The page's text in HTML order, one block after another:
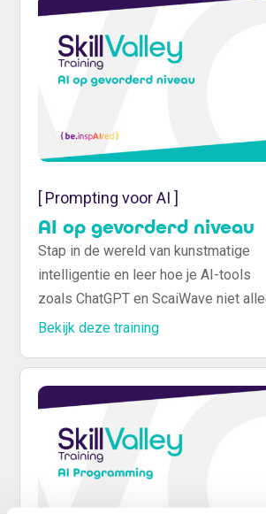
sectoren.
[ Prompting voor AI ]
AI op gevorderd niveau
Stap in de wereld van kunstmatige
intelligentie en leer hoe je AI-tools
zoals ChatGPT en ScaiWave niet
gebruikt, maar meesterlijk beheerst.
Bekijk deze training